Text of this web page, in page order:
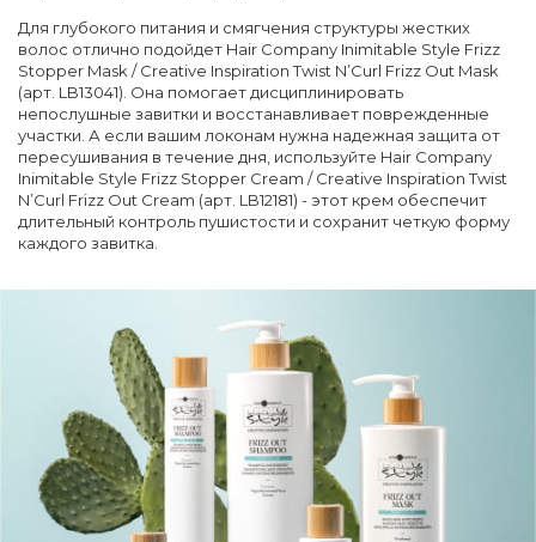
Для глубокого питания и смягчения структуры жестких
волос отлично подойдет Hair Company Inimitable Style Frizz
Stopper Mask / Creative Inspiration Twist N’Curl Frizz Out Mask
(арт. LB13041). Она помогает дисциплинировать
непослушные завитки и восстанавливает поврежденные
участки. А если вашим локонам нужна надежная защита от
пересушивания в течение дня, используйте Hair Company
Inimitable Style Frizz Stopper Cream / Creative Inspiration Twist
N’Curl Frizz Out Cream (арт. LB12181) - этот крем обеспечит
длительный контроль пушистости и сохранит четкую форму
каждого завитка.